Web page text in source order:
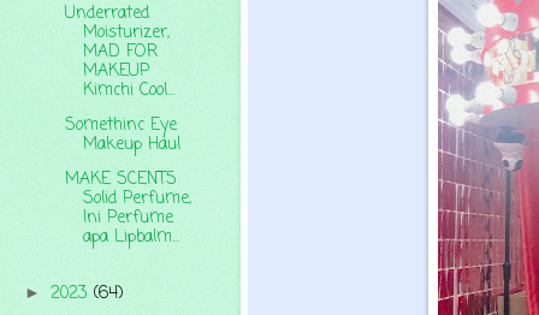
Underrated
Moisturizer,
MAD FOR
MAKEUP
Kimchi Cool...
Somethinc Eye
Makeup Haul
MAKE SCENTS
Solid Perfume,
Ini Perfume
apa Lipbalm...
► 2023 (64)